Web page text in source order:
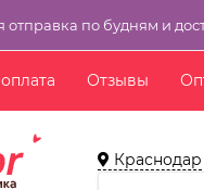
отправка по будням и
Отзывы
Краснодар